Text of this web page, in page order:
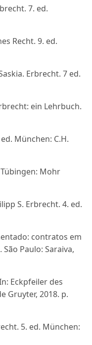
7. ed.
Recht. 9. ed.
Erbrecht. 7 ed.
ein Lehrbuch.
München: C.H.
Tübingen: Mohr
S. Erbrecht. 4. ed.
contratos em
Paulo: Saraiva,
Eckpfeiler des
Gruyter, 2018. p.
5. ed. München: